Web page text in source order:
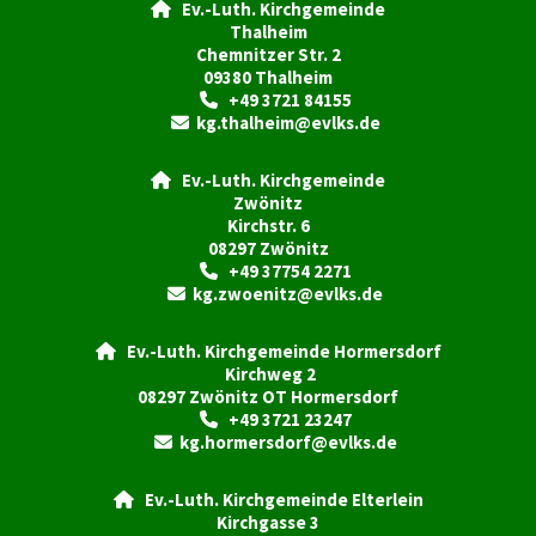

Ev.-Luth. Kirchgemeinde
Thalheim
Chemnitzer Str. 2
09380 Thalheim
+49 3721 84155
 kg.thalheim@evlks.de

Ev.-Luth. Kirchgemeinde
Zwönitz
Kirchstr. 6
08297 Zwönitz
+49 37754 2271
 kg.zwoenitz@evlks.de
Ev.-Luth. Kirchgemeinde Hormersdorf
Kirchweg 2
08297 Zwönitz OT Hormersdorf
+49 3721 23247
 kg.hormersdorf@evlks.de
Ev.-Luth. Kirchgemeinde Elterlein
Kirchgasse 3